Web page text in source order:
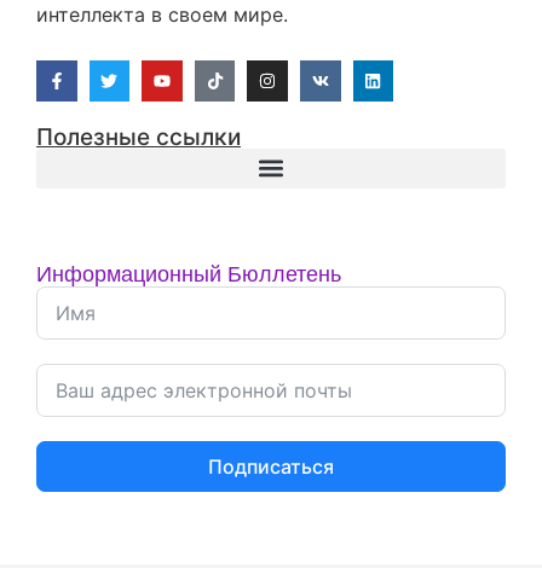
интеллекта в своем мире.
Полезные ссылки
Информационный Бюллетень
Подписаться